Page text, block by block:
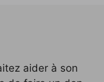
aider à son